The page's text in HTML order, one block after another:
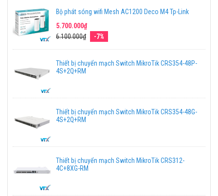
Bộ phát sóng wifi Mesh AC1200 Deco M4 Tp-Link
5.700.000₫
6.100.000₫
-7%
Thiết bị chuyển mạch Switch MikroTik CRS354-48P-
4S+2Q+RM
Thiết bị chuyển mạch Switch MikroTik CRS354-48G-
4S+2Q+RM
Thiết bị chuyển mạch Switch MikroTik CRS312-
4C+8XG-RM